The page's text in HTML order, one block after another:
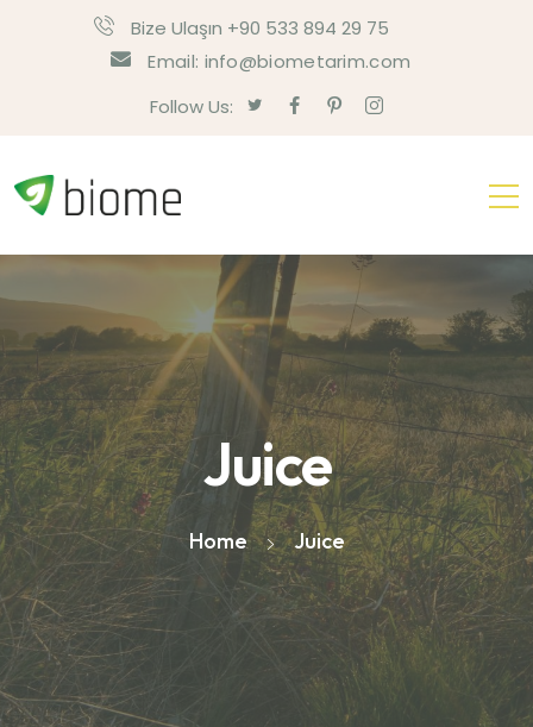
Bize Ulaşın +90 533 894 29 75
Email: info@biometarim.com
Follow Us:
Juice
Home Juice